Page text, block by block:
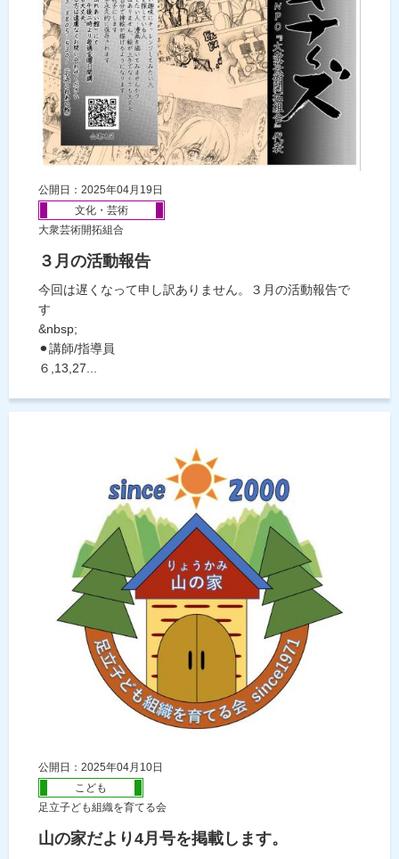
公開日：2025年04月19日
文化・芸術
大衆芸術開拓組合
３月の活動報告
今回は遅くなって申し訳ありません。３月の活動報告で
す
&nbsp;
⚫︎講師/指導員
６,13,27...
公開日：2025年04月10日
こども
足立子ども組織を育てる会
山の家だより4月号を掲載します。